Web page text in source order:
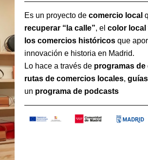
Es un proyecto de comercio local
recuperar “la calle”, el color local
los comercios históricos que
innovación e historia en Madrid.
Lo hace a través de programas
rutas de comercios locales, guías
un programa de podcasts